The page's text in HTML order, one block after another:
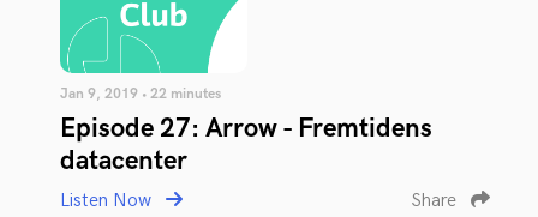
Jan 9, 2019 • 22 minutes
Episode 27: Arrow - Fremtidens
datacenter
Listen Now Share